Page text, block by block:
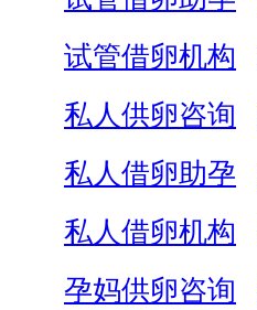
试管借卵机构
私人供卵咨询
私人借卵助孕
私人借卵机构
孕妈供卵咨询